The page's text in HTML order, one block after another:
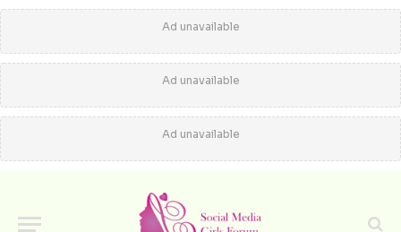
Ad unavailable
Ad unavailable
Ad unavailable